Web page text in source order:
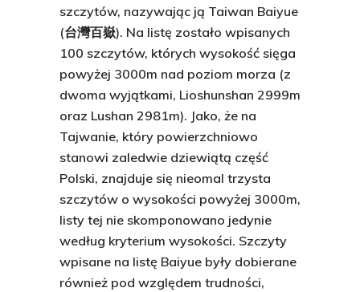
szczytów, nazywając ją Taiwan Baiyue
(台灣百嶽). Na listę zostało wpisanych
100 szczytów, których wysokość sięga
powyżej 3000m nad poziom morza (z
dwoma wyjątkami, Lioshunshan 2999m
oraz Lushan 2981m). Jako, że na
Tajwanie, który powierzchniowo
stanowi zaledwie dziewiątą część
Polski, znajduje się nieomal trzysta
szczytów o wysokości powyżej 3000m,
listy tej nie skomponowano jedynie
według kryterium wysokości. Szczyty
wpisane na listę Baiyue były dobierane
również pod względem trudności,